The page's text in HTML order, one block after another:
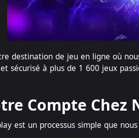
destination de jeu en ligne où
sécurisé à plus de 1 600 jeux
Compte Chez
est un processus simple que